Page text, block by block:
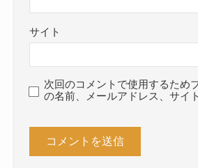
サイト
次回のコメントで使用するため
の名前、メールアドレス、サイ